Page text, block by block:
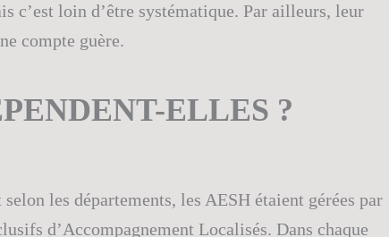
c’est loin d’être systématique. Par ailleurs, leur
compte guère.
ELLES ?
selon les départements, les AESH étaient gérées par
d’Accompagnement Localisés. Dans chaque